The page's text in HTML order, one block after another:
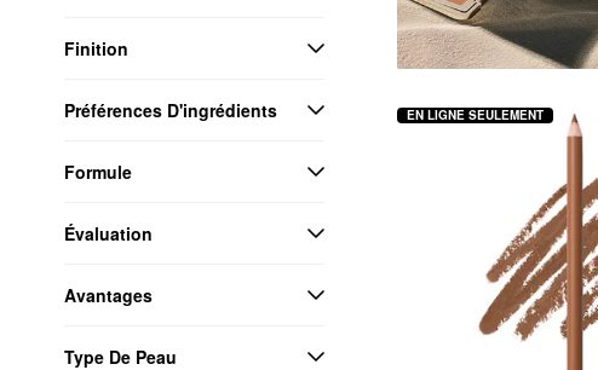
Finition
Préférences D'ingrédients
Formule
Évaluation
Avantages
Type De Peau
EN LIGNE SEULEMENT